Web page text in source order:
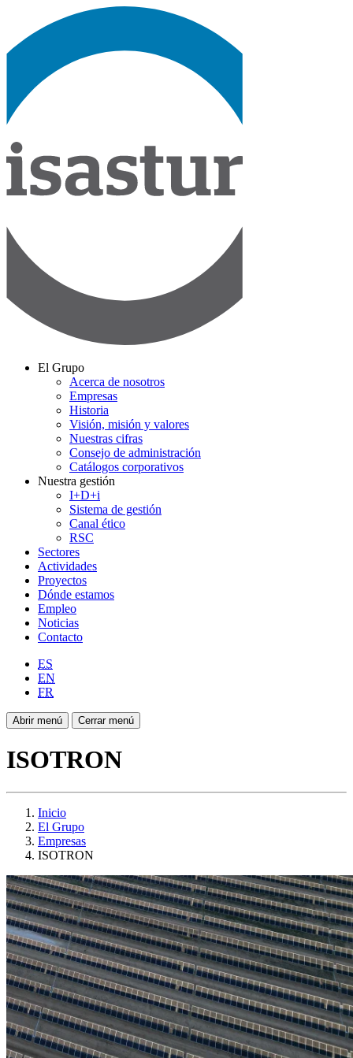
El Grupo
Acerca de nosotros
Empresas
Historia
Visión, misión y valores
Nuestras cifras
Consejo de administración
Catálogos corporativos
Nuestra gestión
I+D+i
Sistema de gestión
Canal ético
RSC
Sectores
Actividades
Proyectos
Dónde estamos
Empleo
Noticias
Contacto
ES
EN
FR
Abrir menú Cerrar menú
ISOTRON
Inicio
El Grupo
Empresas
ISOTRON